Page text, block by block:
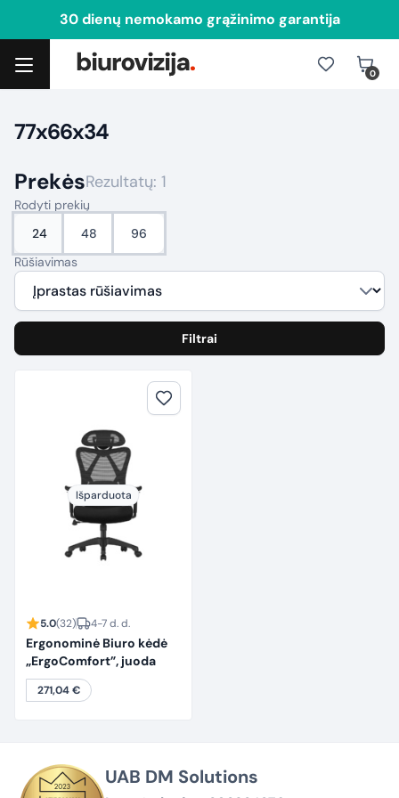
30 dienų nemokamo grąžinimo garantija
0
77x66x34
PrekėsRezultatų: 1
Rodyti prekių
24
48
96
Rūšiavimas
Filtrai
Išparduota
5.0(32) 4-7 d. d.
Ergonominė Biuro kėdė
„ErgoComfort”, juoda
271,04€
UAB DM Solutions